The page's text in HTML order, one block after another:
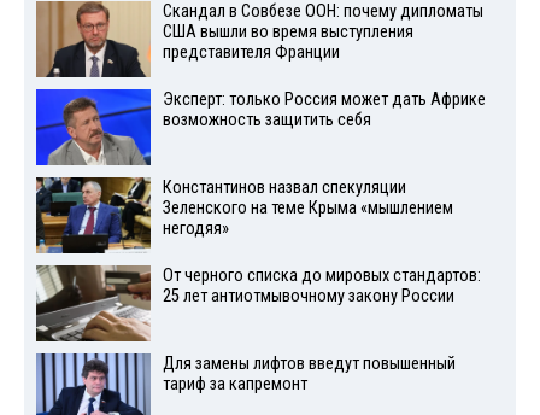
Скандал в Совбезе ООН: почему дипломаты
США вышли во время выступления
представителя Франции
Эксперт: только Россия может дать Африке
возможность защитить себя
Константинов назвал спекуляции
Зеленского на теме Крыма «мышлением
негодяя»
От черного списка до мировых стандартов:
25 лет антиотмывочному закону России
Для замены лифтов введут повышенный
тариф за капремонт